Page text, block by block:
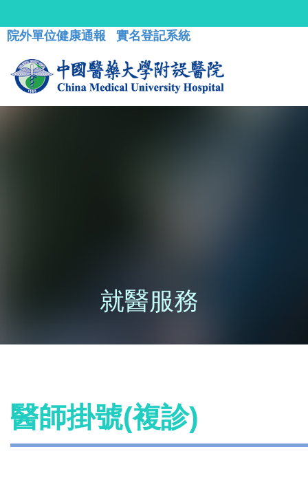
院外單位健康通報 實名登記系統
就醫服務
醫師掛號(複診)